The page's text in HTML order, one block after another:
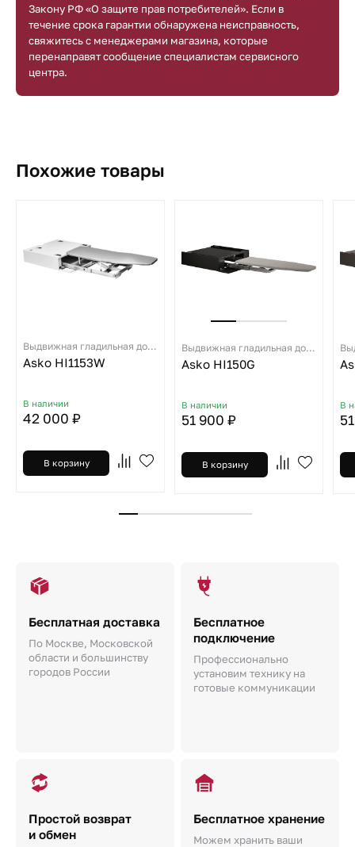
Закону РФ «О защите прав потребителей». Если в
течение срока гарантии обнаружена неисправность,
свяжитесь с менеджерами магазина, которые
перенаправят сообщение специалистам сервисного
центра.
Похожие товары
Выдвижная гладильная доска
Asko HI1153W
В наличии
42 000 ₽
В корзину
Выдвижная гладильная доска
Asko HI150G
В наличии
51 900 ₽
В корзину
В
Бесплатная доставка
По Москве, Московской
области и большинству
городов России
Бесплатное
подключение
Профессионально
установим технику на
готовые коммуникации
Простой возврат
и обмен
Бесплатное хранение
Можем хранить ваши